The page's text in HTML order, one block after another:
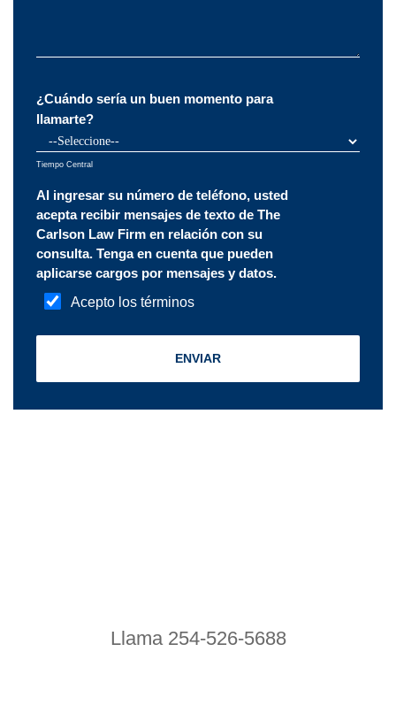
Llama 254-526-5688